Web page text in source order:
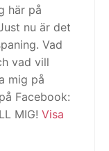
här på
nu är det
Vad
vad vill
mig på
Facebook:
MIG! Visa